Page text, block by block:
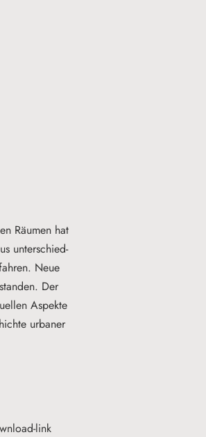
Räu­men hat
un­ter­schied­
Neue
Der
As­pek­te
ur­ba­ner
link